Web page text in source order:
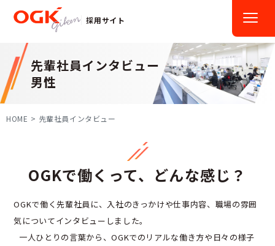
採用サイト
先輩社員インタビュー
男性
HOME 先輩社員インタビュー
OGKで働くって、どんな感じ？
OGKで働く先輩社員に、入社のきっかけや仕事内容、職場の雰囲
気についてインタビューしました。
一人ひとりの言葉から、OGKでのリアルな働き方や日々の様子